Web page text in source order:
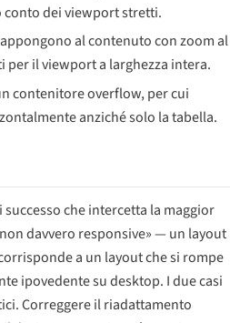
dei viewport stretti.
al contenuto con zoom al
per il viewport a larghezza intera.
contenitore overflow, per cui
anziché solo la tabella.
che intercetta la maggior
davvero responsive» — un layout
a un layout che si rompe
ipovedente su desktop. I due casi
Correggere il riadattamento